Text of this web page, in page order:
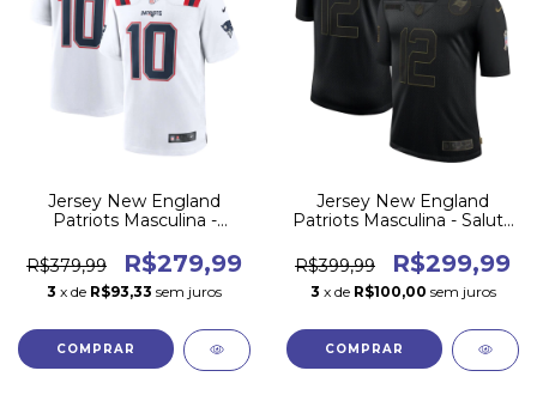
Jersey New England
Patriots Masculina -
R$379,99
R$279,99
3 x de R$93,33 sem juros
COMPRAR
Jersey New England
Patriots Masculina - Salute
R$399,99
R$299,99
3 x de R$100,00 sem juros
COMPRAR